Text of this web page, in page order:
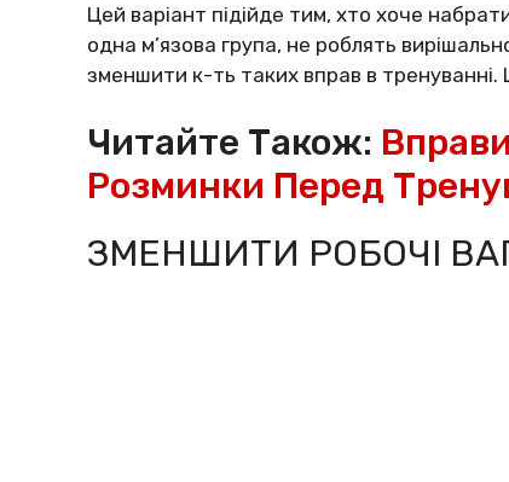
Цей варіант підійде тим, хто хоче
одна м’язова група, не роблять
зменшити к-ть таких вправ в тренуванні.
Читайте Також:
Розминки Перед
ЗМЕНШИТИ РОБОЧІ